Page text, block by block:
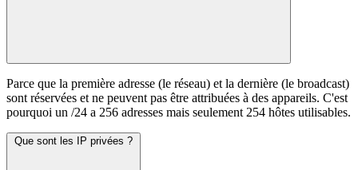
Parce que la première adresse (le réseau) et la dernière (le broadcast)
sont réservées et ne peuvent pas être attribuées à des appareils. C'est
pourquoi un /24 a 256 adresses mais seulement 254 hôtes utilisables.
Que sont les IP privées ?